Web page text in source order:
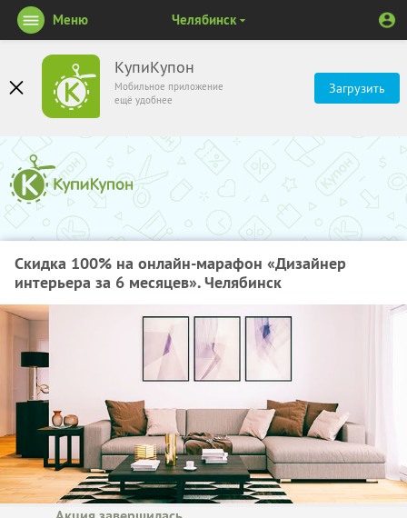
КупиКупон
Мобильное приложение
ещё удобнее
Загрузить
Меню Челябинск
Скидка 100% на онлайн-марафон «Дизайнер
интерьера за 6 месяцев». Челябинск